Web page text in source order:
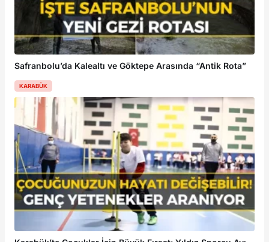
Safranbolu’da Kalealtı ve Göktepe Arasında “Antik Rota”
KARABÜK